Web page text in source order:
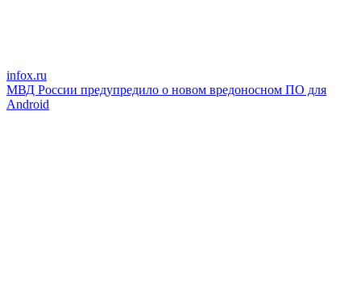
infox.ru
МВД России предупредило о новом вредоносном ПО для
Android